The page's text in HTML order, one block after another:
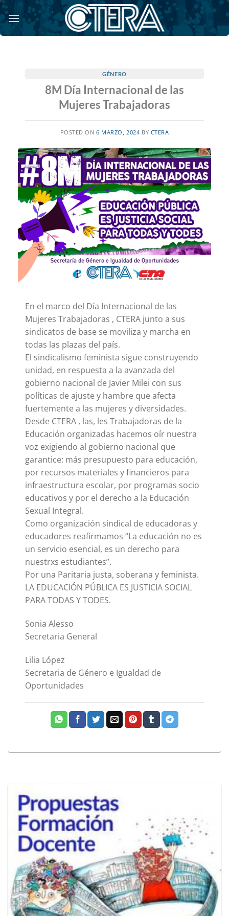
Saltar
al
contenido
GÉNERO
8M Día Internacional de las
Mujeres Trabajadoras
POSTED ON6 MARZO, 2024 BY CTERA
En el marco del Día Internacional de las
Mujeres Trabajadoras , CTERA junto a sus
sindicatos de base se moviliza y marcha en
todas las plazas del país.
El sindicalismo feminista sigue construyendo
unidad, en respuesta a la avanzada del
gobierno nacional de Javier Milei con sus
políticas de ajuste y hambre que afecta
fuertemente a las mujeres y diversidades.
Desde CTERA , las, les Trabajadoras de la
Educación organizadas hacemos oír nuestra
voz exigiendo al gobierno nacional que
garantice: más presupuesto para educación,
por recursos materiales y financieros para
infraestructura escolar, por programas socio
educativos y por el derecho a la Educación
Sexual Integral.
Como organización sindical de educadoras y
educadores reafirmamos “La educación no es
un servicio esencial, es un derecho para
nuestrxs estudiantes”.
Por una Paritaria justa, soberana y feminista.
LA EDUCACIÓN PÚBLICA ES JUSTICIA SOCIAL
PARA TODAS Y TODES.
Sonia Alesso
Secretaria General
Lilia López
Secretaria de Género e Igualdad de
Oportunidades